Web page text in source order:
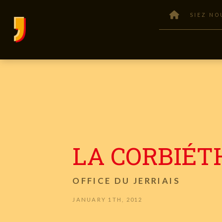
SIEZ
LA
OFFICE DU JERRIAIS
JANUARY 1TH, 2012